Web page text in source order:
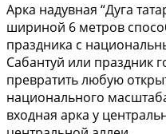
Арка надувная “Дуга
шириной 6 метров
праздника с
Сабантуй или праздник
превратить любую
национального
входная арка у